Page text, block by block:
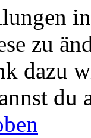
zu
dazu
du